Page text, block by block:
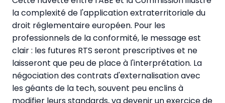
la complexité de l'application extraterritoriale du
droit réglementaire européen. Pour les
professionnels de la conformité, le message est
clair : les futures RTS seront prescriptives et ne
laisseront que peu de place à l'interprétation. La
négociation des contrats d'externalisation avec
les géants de la tech, souvent peu enclins à